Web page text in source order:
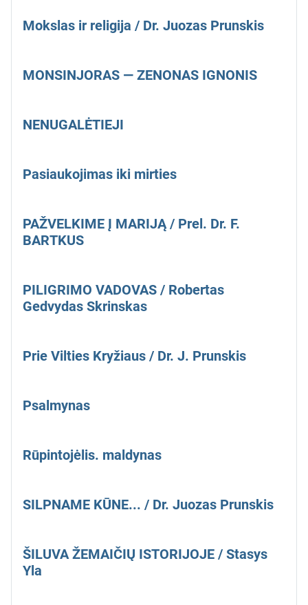
Mokslas ir religija / Dr. Juozas Prunskis
MONSINJORAS — ZENONAS IGNONIS
NENUGALĖTIEJI
Pasiaukojimas iki mirties
PAŽVELKIME Į MARIJĄ / Prel. Dr. F.
BARTKUS
PILIGRIMO VADOVAS / Robertas
Gedvydas Skrinskas
Prie Vilties Kryžiaus / Dr. J. Prunskis
Psalmynas
Rūpintojėlis. maldynas
SILPNAME KŪNE... / Dr. Juozas Prunskis
ŠILUVA ŽEMAIČIŲ ISTORIJOJE / Stasys
Yla